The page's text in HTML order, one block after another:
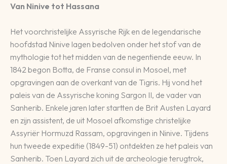
Van Ninive tot Hassana
Het voorchristelijke Assyrische Rijk en de legendarische
hoofdstad Ninive lagen bedolven onder het stof van de
mythologie tot het midden van de negentiende eeuw. In
1842 begon Botta, de Franse consul in Mosoel, met
opgravingen aan de overkant van de Tigris. Hij vond het
paleis van de Assyrische koning Sargon II, de vader van
Sanherib. Enkele jaren later startten de Brit Austen Layard
en zijn assistent, de uit Mosoel afkomstige christelijke
Assyriër Hormuzd Rassam, opgravingen in Ninive. Tijdens
hun tweede expeditie (1849-51) ontdekten ze het paleis van
Sanherib. Toen Layard zich uit de archeologie terugtrok,